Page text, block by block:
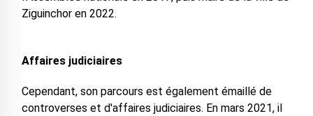
Ziguinchor en 2022.
Affaires judiciaires
Cependant, son parcours est également émaillé de
controverses et d'affaires judiciaires. En mars 2021, il